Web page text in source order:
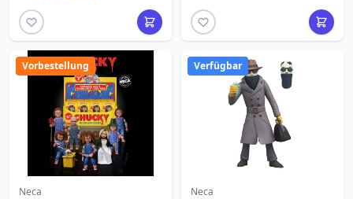
Vorbestellung
Neca
Verfügbar
Neca